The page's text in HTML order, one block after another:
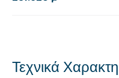
Τεχνικά